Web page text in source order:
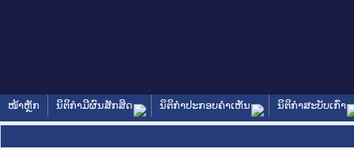
ໜ້າຫຼັກ ນິຕິກໍາມີຜົນສັກສິດ ນິຕິກໍາປະກອບຄໍາເຫັນ ນິຕິກໍາສະບັບເກົ່າ